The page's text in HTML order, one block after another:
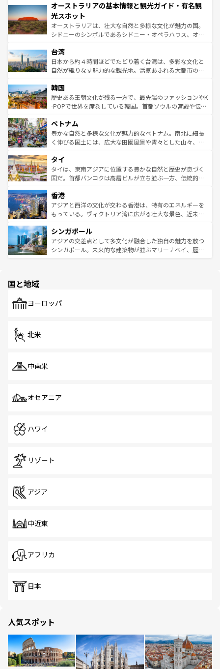
部のニューオーリンズでは、音楽と美食が融合した独特の
文化が魅力。旅行者はアメリカの各地域で異なる魅力を楽
しみながら、その多様性と豊かな歴史を感じることができ
るだろう。車でのロードトリップや列車の旅も、アメリカ
情報は
ワイ島は見逃せない。また、定番の観光地といえばオアフ
島だが、静かな自然を求めるならマウイ島やカウアイ島が
おすすめ。エメラルドグリーンに輝く海をはじめ、豊かな
文化や歴史が息づいている。「アロハスピリット」と呼ば
人々、おいしいローカルフードやハワイアンミュージッ
ク、伝統的なフラダンスなど、すべてがハワイの魅力を彩
っている。訪れるたびに新しい発見と感動が待っているハ
はコンテンツ一覧
オーストラリアの基本情報と観光ガイド・有名観
光スポット
オーストラリアは、壮大な自然と多様な文化が魅力の国。
シドニーのシンボルであるシドニー・オペラハウス、オー
リアリーフや大陸中央部にそびえるウルル（エアーズロッ
ク）、タスマニアの美しい原生林やケアンズの熱帯雨林な
ど、見どころがたくさん。また、カフェやワイン、オージ
いる。アクティビティも充実しており、サーフィンやダイ
ビング、ハイキングなど、アウトドア好きにはたまらな
い。オーストラリアの多彩な魅力を存分に味わいつくそ
参照してほしい。
台湾
日本から約４時間ほどでたどり着く台湾は、多彩な文化と
自然が織りなす魅力的な観光地。活気あふれる大都市の台
ン）、静ひつな山岳地帯である台湾東部など、都市の喧騒
と山間の静けさが共存しており、訪れる人に新しい発見と
驚きをもたらしてくれる。また、奥深い台湾の食文化も魅
容にもいいと評判のスイーツなど、バラエティ豊かな料理
が味わえる。 なお、新着の台湾情報は コンテンツ一覧を参
照してほしい。
韓国
歴史ある王朝文化が残る一方で、最先端のファッションやK
-POPで世界を席巻している韓国。首都ソウルの宮殿や伝統
き、地方に足を延ばせば四季折々の自然美を楽しむことが
できる。そして、キムチや焼肉、絶品のストリートフード
まで、さまざまな韓国料理が待っている。夜には、韓国な
リティに包まれながら、韓国の多彩な魅力を心ゆくまで味
わってみてほしい。 なお、新着の韓国情報はコンテンツ一
覧を参照してほしい。
ベトナム
豊かな自然と多様な文化が魅力的なベトナム。南北に細長
く伸びる国土には、広大な田園風景や青々とした山々、世
急速な発展と共に伝統が息づく。ハノイの古い町並みやホ
ーチミン市のフランス統治時代の建物も、独特の雰囲気を
醸し出している。また、バラエティの豊かさとおいしさで
とつ。フォーやバインミー、ベトナムコーヒーなどは、ぜ
ひ現地で味わいたい。どの地域を訪れてもあたたかい人々
が旅行者を迎えてくれるので、きっと忘れられない旅にな
参照してほしい。
タイ
タイは、東南アジアに位置する豊かな自然と歴史が息づく
国だ。首都バンコクは高層ビルが立ち並ぶ一方、伝統的な
の活気が交差している。北部ではチェンマイなどの山岳地
帯で自然と触れ合い、南部ではプーケットやクラビの美し
いビーチでリゾート気分を楽しむことができる。タイ料理
激する。気候は一年中温暖で、どの季節にも異なる楽しみ
が待っている。親しみやすいタイの人々、仏教を中心とし
た文化、そして多様な観光資源が、訪れる旅人を魅了し続
香港
アジアと西洋の文化が交わる香港は、特有のエネルギーを
もっている。ヴィクトリア湾に広がる壮大な景色、近未来
み、どこを訪れても感動するはず。観光スポットが密集し
ており、効率よく見どころを回れるのも魅力。息をのむよ
うな絶景から文化的な体験まで、香港を存分に楽しみ尽く
シンガポール
アジアの交差点として多文化が融合した独自の魅力を放つ
シンガポール。未来的な建築物が並ぶマリーナベイ、歴史
で、ホーカーズは地元の風情を楽しめる外せないスポット
国と地域
ヨーロッパ
北米
中南米
オセアニア
ハワイ
リゾート
アジア
中近東
アフリカ
日本
人気スポット